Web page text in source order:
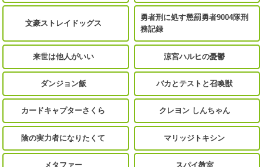
文豪ストレイドッグス
勇者刑に処す懲罰勇者9004隊刑
務記録
来世は他人がいい 涼宮ハルヒの憂鬱
ダンジョン飯 バカとテストと召喚獣
カードキャプターさくら クレヨン しんちゃん
陰の実力者になりたくて マリッジトキシン
メタファー スパイ教室